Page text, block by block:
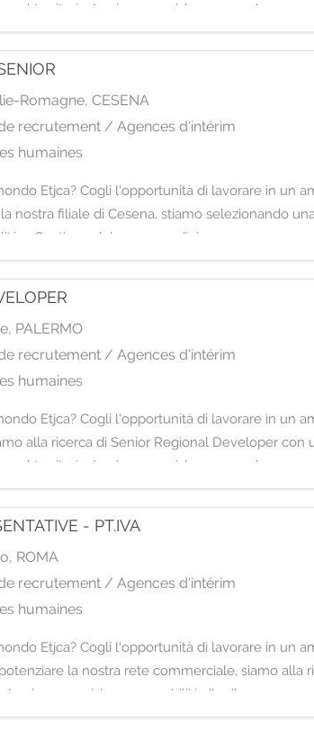
sul territorio. La risorsa avrà la responsab
Romagne,CESENA
recrutement / Agences d'intérim
humaines
Etjca? Cogli l'opportunità di lavorare in un
nostra filiale di Cesena, stiamo selezionando
- Gestione del processo di ricerca e
, PALERMO
recrutement / Agences d'intérim
humaines
Etjca? Cogli l'opportunità di lavorare in un
alla ricerca di Senior Regional Developer
sul territorio. La risorsa avrà la responsab
- PT.IVA
, ROMA
recrutement / Agences d'intérim
humaines
Etjca? Cogli l'opportunità di lavorare in un
la nostra rete commerciale, siamo alla
La risorsa avrà la responsabilità di svil